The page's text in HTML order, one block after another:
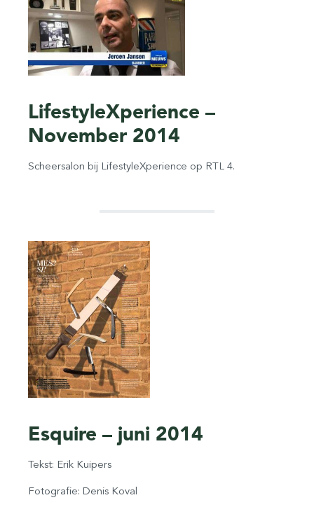
LifestyleXperience –
November 2014
Scheersalon bij LifestyleXperience op RTL 4.
Esquire – juni 2014
Tekst: Erik Kuipers
Fotografie: Denis Koval